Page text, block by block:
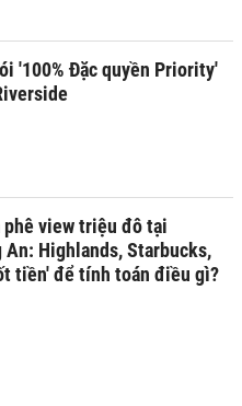
'100% Đặc quyền Priority'
view triệu đô tại
An: Highlands, Starbucks,
tiền' để tính toán điều gì?